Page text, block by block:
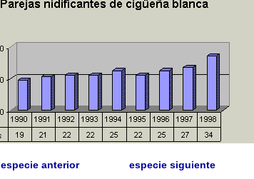
especie anterior
especie siguiente